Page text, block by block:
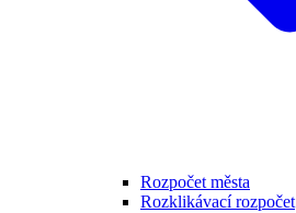
Rozpočet města
Rozklikávací rozpočet